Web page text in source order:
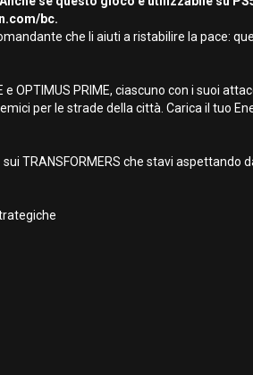
bc.
che li aiuti a ristabilire la pace: quel
OPTIMUS PRIME, ciascuno con i suoi
per le strade della città. Carica il tuo
TRANSFORMERS che stavi aspettando